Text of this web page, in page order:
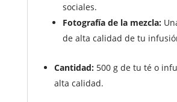
sociales.
Fotografía de la mezcla:
de alta calidad de tu
Cantidad:500 g de tu té o
alta calidad.